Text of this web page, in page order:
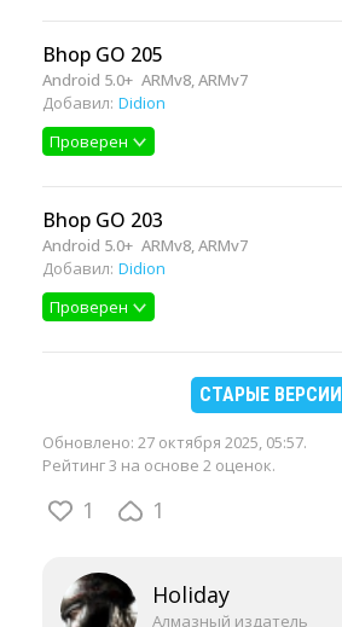
Bhop GO 205
Android 5.0+ ARMv8, ARMv7
Добавил: Didion
Проверен
Bhop GO 203
Android 5.0+ ARMv8, ARMv7
Добавил: Didion
Проверен
СТАРЫЕ ВЕРСИИ
Обновлено: 27 октября 2025, 05:57.
Рейтинг 3 на основе 2 оценок.
1 1
Holiday
Алмазный издатель